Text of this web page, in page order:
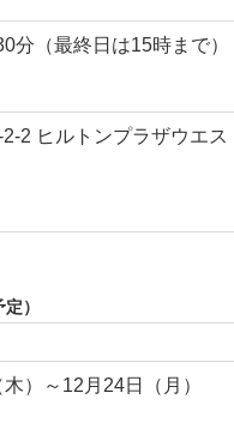
分（最終日は15時まで）
2 ヒルトンプラザウエス
）
）～12月24日（月）